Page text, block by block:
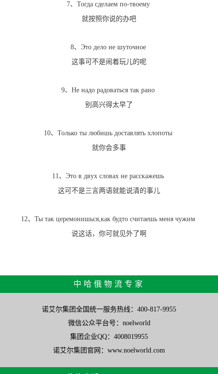
7、Тогда сделаем по-твоему
就按照你说的办吧
8、Это дело не шуточное
这事可不是闹着玩儿的呢
9、Не надо радоваться так рано
别高兴得太早了
10、Только ты любишь доставлять хлопоты
就你会多事
11、Это в двух словах не расскажешь
这可不是三言两语就能说清的事儿
12、Ты так церемонишься,как будто считаешь меня чужим
说这话，你可就见外了啊
中哈俄物流专家
诺艾尔集团全国统一服务热线：400-817-9955
微信公众平台号：noelworld
集团企业QQ：4008019955
诺艾尔集团官网：www.noelworld.com